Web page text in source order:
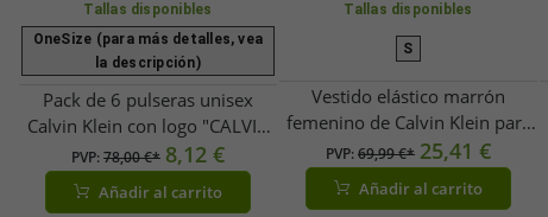
Tallas disponibles
OneSize (para más detalles, vea
la descripción)
Pack de 6 pulseras unisex
Calvin Klein con logo "CALVIN
KLEIN JEANS", 20 cm,
KJJLDB860100,
Rojo/Amarillo/Azul
PVP:78,00 €* 8,12 €
Añadir al carrito
Tallas disponibles
S
Vestido elástico marrón
femenino de Calvin Klein para
mujer
PVP:69,99 €* 25,41 €
Añadir al carrito